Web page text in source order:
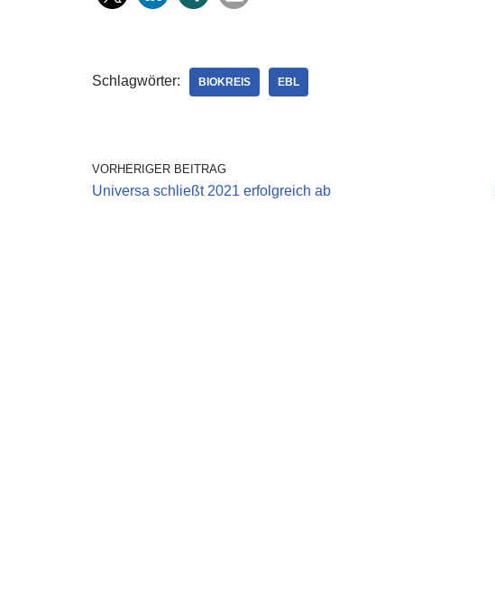
Schlagwörter: BIOKREIS EBL
VORHERIGER BEITRAG
Universa schließt 2021 erfolgreich ab